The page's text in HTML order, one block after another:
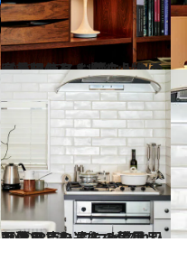
2020.4.27
審美眼あり！ 暮らし上手が長年使う お気に入りのインテリア＆収納小物は
ライフスタイル
2020.12.3
【暮らしの達人の愛用品画像28点】 プロが惚れ込む日用品たちを一気見！
ライフスタイル